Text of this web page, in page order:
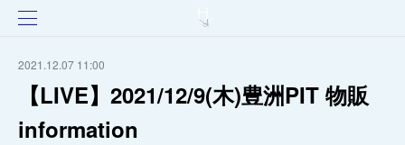
2021.12.07 11:00
【LIVE】2021/12/9(木)豊洲PIT 物販
information